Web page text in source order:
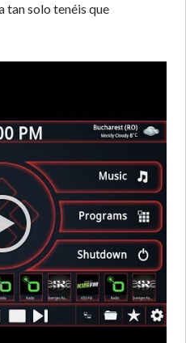
tan solo tenéis que